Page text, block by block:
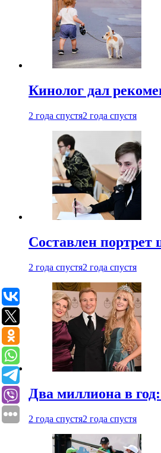
Кинолог дал
2 года спустя2 года спустя
Составлен
2 года спустя2 года спустя
Два миллиона в
2 года спустя2 года спустя